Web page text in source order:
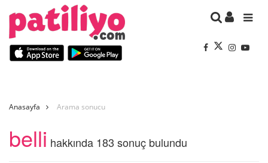
Anasayfa Arama sonucu
belli hakkında 183 sonuç bulundu